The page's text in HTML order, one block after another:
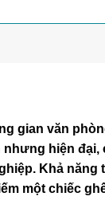
gian văn
hiện
Khả
một chiếc